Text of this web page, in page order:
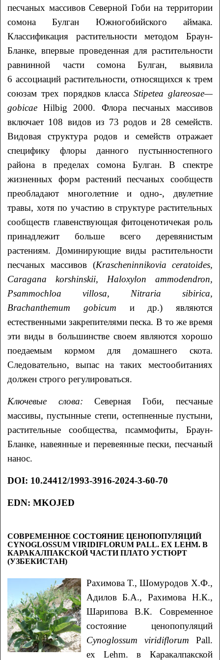
песчаных массивов Северной Гоби на территории
сомона Булган Южногобийского аймака.
Классификация растительности методом Браун-
Бланке, впервые проведенная для растительности
равнинной части сомона Булган, выявила
6 ассоциаций растительности, относящихся к трем
союзам трех порядков классаStipetea glareosae—
gobicae Hilbig 2000. Флора песчаных массивов
включает 108 видов из 73 родов и 28 семейств.
Видовая структура родов и семейств отражает
специфику флоры данного пустынностепного
района в пределах сомона Булган. В спектре
жизненных форм растений песчаных сообществ
преобладают многолетние и одно-, двулетние
травы, хотя по участию в структуре растительных
сообществ главенствующая фитоценотичекая роль
принадлежит больше всего деревянистым
растениям. Доминирующие виды растительности
песчаных массивов (Krascheninnikovia ceratoides,
Сaragana korshinskii, Haloxylon ammodendron,
Psammochloa villosa, Nitraria sibirica,
Brachanthemum gobicum и др.) являются
естественными закрепителями песка. В то же время
эти виды в большинстве своем являются хорошо
поедаемым кормом для домашнего скота.
Следовательно, выпас на таких местообитаниях
должен строго регулироваться.
Ключевые слова: Северная Гоби, песчаные
массивы, пустынные степи, остепненные пустыни,
растительные сообщества, псаммофиты, Браун-
Бланке, навеянные и перевеянные пески, песчаный
нанос.
DOI: 10.24412/1993-3916-2024-3-60-70
EDN: MKOJED
СОВРЕМЕННОЕ СОСТОЯНИЕ ЦЕНОПОПУЛЯЦИЙ
CYNOGLOSSUM VIRIDIFLORUM PALL. EX LEHM. В
КАРАКАЛПАКСКОЙ ЧАСТИ ПЛАТО УСТЮРТ
(УЗБЕКИСТАН)
РахимоваТ., Шомуродов Х.Ф.,
АдиловБ.А., Рахимова Н.К.,
ШариповаВ.К. Современное
состояние ценопопуляций
Cynoglossum viridiflorum Pall.
ex Lehm.в Каракалпакской